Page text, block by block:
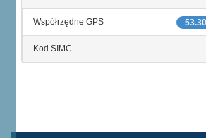
Współrzędne GPS
Kod SIMC